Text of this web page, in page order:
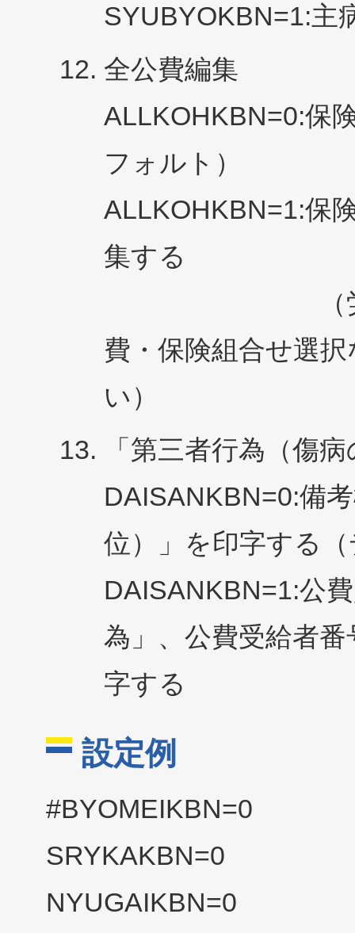
SYUBYOKBN=1:主
全公費編集
ALLKOHKBN=0:保
フォルト）
ALLKOHKBN=1:保
集する
（労災・自
費・保険組合せ選
い）
「第三者行為（傷
DAISANKBN=0:備
位）」を印字する
DAISANKBN=1:公
為」、公費受給者
字する
設定例
#BYOMEIKBN=0
SRYKAKBN=0
NYUGAIKBN=0